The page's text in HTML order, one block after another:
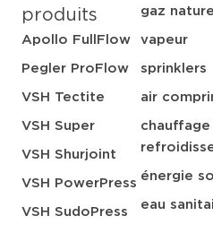
produits
Apollo FullFlow
Pegler ProFlow
VSH Tectite
VSH Super
VSH Shurjoint
VSH PowerPress
VSH SudoPress
gaz naturel
vapeur
sprinklers
air
énergie
eau